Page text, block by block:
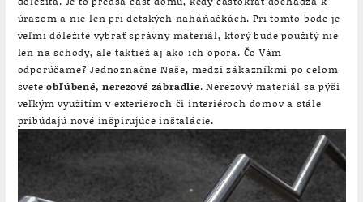
úrazom a nie len pri detských naháňačkách. Pri tomto bode je
veľmi dôležité vybrať správny materiál, ktorý bude použitý nie
len na schody, ale taktiež aj ako ich opora. Čo Vám
odporúčame? Jednoznačne Naše, medzi zákazníkmi po celom
sveteobľúbené, nerezové zábradlie. Nerezový materiál sa pýši
veľkým využitím v exteriéroch či interiéroch domov a stále
pribúdajú nové inšpirujúce inštalácie.